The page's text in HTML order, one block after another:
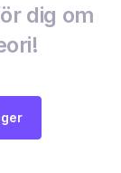
dig om